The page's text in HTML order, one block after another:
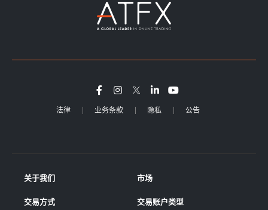
法律 业务条款 隐私 公告
关于我们 市场
交易方式 交易账户类型